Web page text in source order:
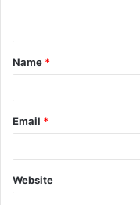
Name *
Email *
Website